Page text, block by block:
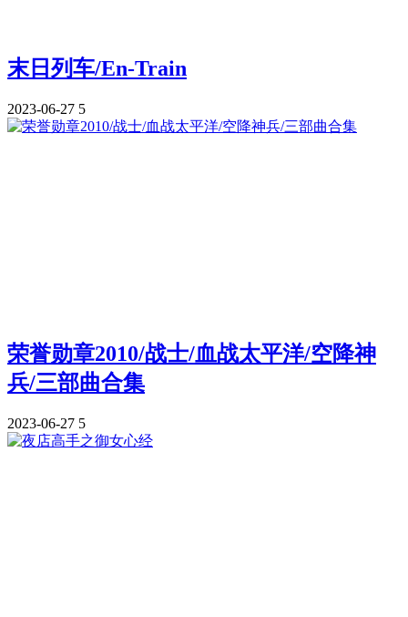
末日列车/En-Train
2023-06-27 5
荣誉勋章2010/战士/血战太平洋/空降神
兵/三部曲合集
2023-06-27 5